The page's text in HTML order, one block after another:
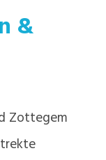
&
Zottegem